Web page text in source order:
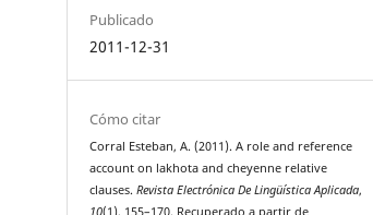
Publicado
2011-12-31
Cómo citar
Corral Esteban, A. (2011). A role and reference
account on lakhota and cheyenne relative
clauses.Revista Electrónica De Lingüística Aplicada,
10(1), 155–170. Recuperado a partir de